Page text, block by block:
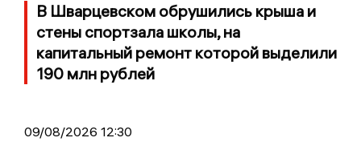
В Шварцевском обрушились крыша и
стены спортзала школы, на
капитальный ремонт которой выделили
190 млн рублей
09/08/2026 12:30